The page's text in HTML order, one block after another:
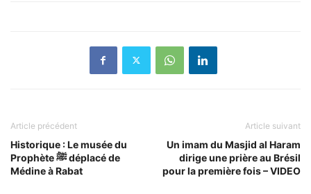
Article précédent
Historique : Le musée du
Prophète ﷺ déplacé de
Médine à Rabat
Article suivant
Un imam du Masjid al Haram
dirige une prière au Brésil
pour la première fois – VIDEO